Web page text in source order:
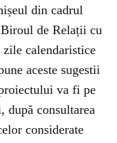
din cadrul
de Relații cu
calendaristice
aceste sugestii
va fi pe
după consultarea
considerate